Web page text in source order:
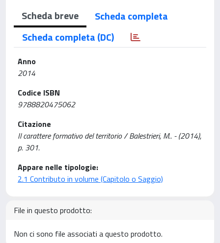
Scheda breve
Scheda completa
Scheda completa (DC)
Anno
2014
Codice ISBN
9788820475062
Citazione
Il carattere formativo del territorio / Balestrieri, M.. - (2014),
p. 301.
Appare nelle tipologie:
2.1 Contributo in volume (Capitolo o Saggio)
File in questo prodotto:
Non ci sono file associati a questo prodotto.